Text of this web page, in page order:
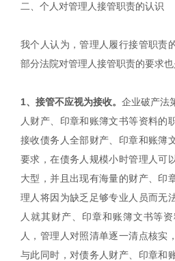
二、个人对管理人接管职责的认识
我个人认为，管理人履行接管职责
部分法院对管理人接管职责的要求也
1、接管不应视为接收。 企业破产法
人财产、印章和账簿文书等资料的
接收债务人全部财产、印章和账簿
要求，在债务人规模小时管理人可
大型，并且出现有海量的财产、印
理人将因为缺乏足够专业人员而无
人就其财产、印章和账簿文书等
人，管理人对照清单逐一清点核实
与此同时，对债务人财产、印章和